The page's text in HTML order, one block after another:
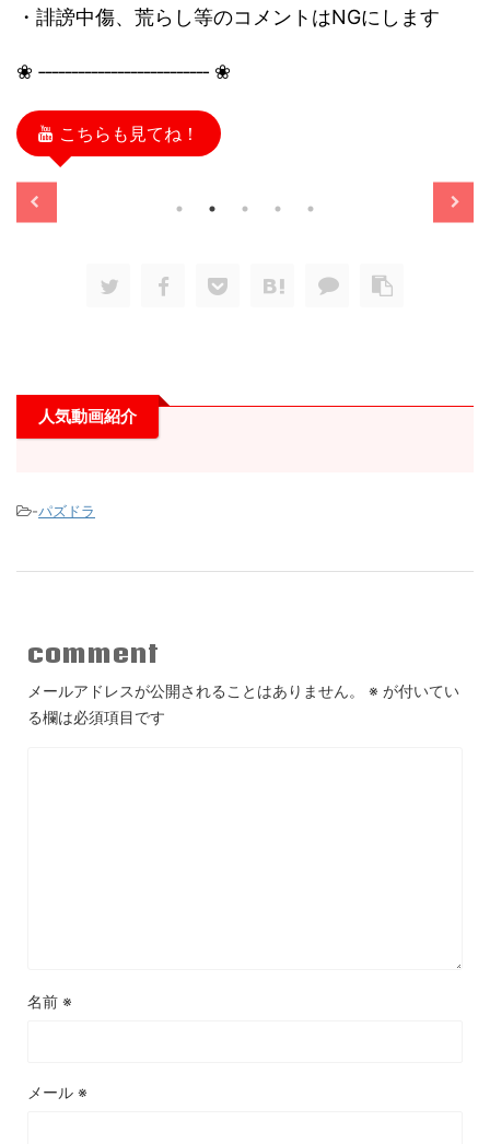
・誹謗中傷、荒らし等のコメントはNGにします
❀ ‐‐‐‐‐‐‐‐‐‐‐‐‐‐‐‐‐‐‐‐‐‐‐‐‐‐ ❀
こちらも見てね！
11/13
人気動画紹介
-パズドラ
comment
メールアドレスが公開されることはありません。 ※ が付いてい
る欄は必須項目です
名前 ※
メール ※